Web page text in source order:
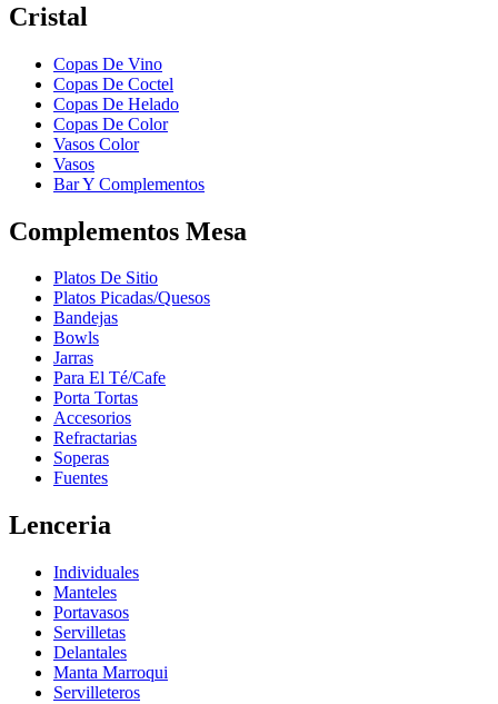
Cristal
Copas De Vino
Copas De Coctel
Copas De Helado
Copas De Color
Vasos Color
Vasos
Bar Y Complementos
Complementos Mesa
Platos De Sitio
Platos Picadas/Quesos
Bandejas
Bowls
Jarras
Para El Té/Cafe
Porta Tortas
Accesorios
Refractarias
Soperas
Fuentes
Lenceria
Individuales
Manteles
Portavasos
Servilletas
Delantales
Manta Marroqui
Servilleteros